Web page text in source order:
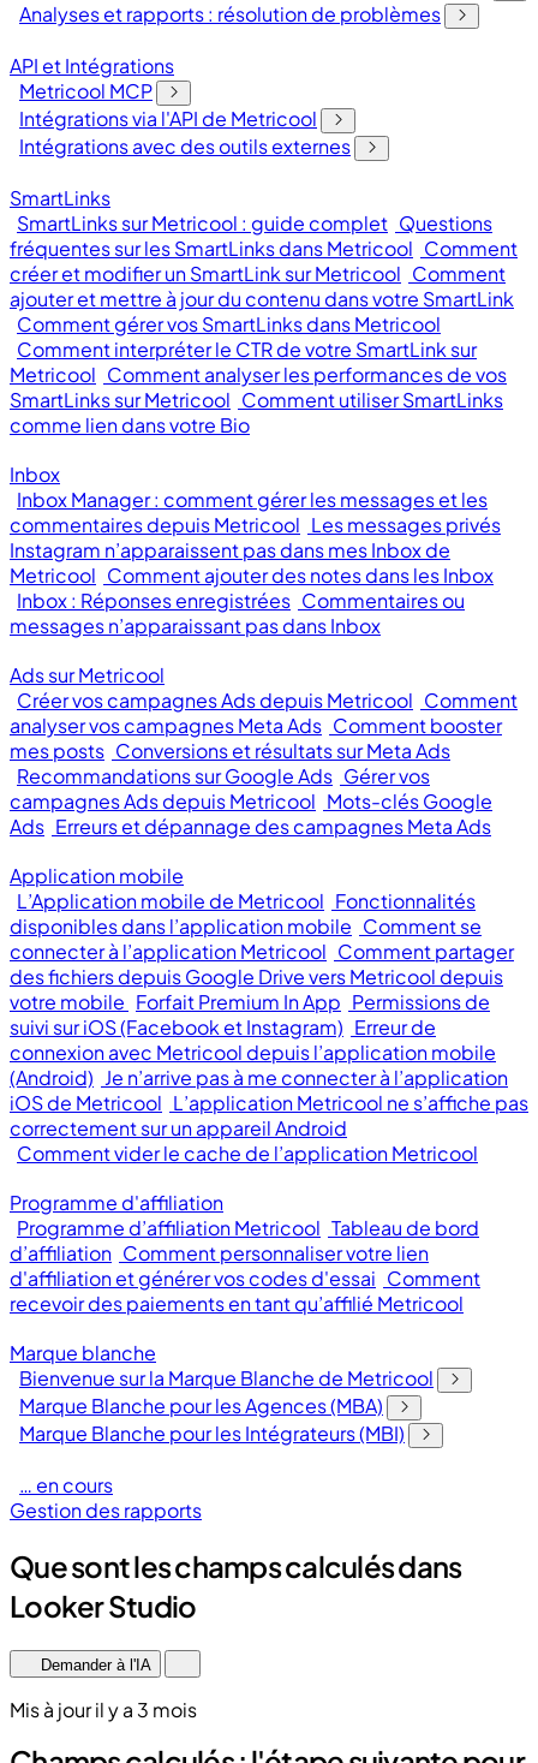
Analyses et rapports : résolution de problèmes
API et Intégrations
Metricool MCP
Intégrations via l'API de Metricool
Intégrations avec des outils externes
SmartLinks
SmartLinks sur Metricool : guide complet Questions
fréquentes sur les SmartLinks dans Metricool Comment
créer et modifier un SmartLink sur Metricool Comment
ajouter et mettre à jour du contenu dans votre SmartLink
Comment gérer vos SmartLinks dans Metricool
Comment interpréter le CTR de votre SmartLink sur
Metricool Comment analyser les performances de vos
SmartLinks sur Metricool Comment utiliser SmartLinks
comme lien dans votre Bio
Inbox
Inbox Manager : comment gérer les messages et les
commentaires depuis Metricool Les messages privés
Instagram n’apparaissent pas dans mes Inbox de
Metricool Comment ajouter des notes dans les Inbox
Inbox : Réponses enregistrées Commentaires ou
messages n’apparaissant pas dans Inbox
Ads sur Metricool
Créer vos campagnes Ads depuis Metricool Comment
analyser vos campagnes Meta Ads Comment booster
mes posts Conversions et résultats sur Meta Ads
Recommandations sur Google Ads Gérer vos
campagnes Ads depuis Metricool Mots-clés Google
Ads Erreurs et dépannage des campagnes Meta Ads
Application mobile
L’Application mobile de Metricool Fonctionnalités
disponibles dans l’application mobile Comment se
connecter à l’application Metricool Comment partager
des fichiers depuis Google Drive vers Metricool depuis
votre mobile Forfait Premium In App Permissions de
suivi sur iOS (Facebook et Instagram) Erreur de
connexion avec Metricool depuis l’application mobile
(Android) Je n’arrive pas à me connecter à l’application
iOS de Metricool L’application Metricool ne s’affiche pas
correctement sur un appareil Android
Comment vider le cache de l’application Metricool
Programme d'affiliation
Programme d’affiliation Metricool Tableau de bord
d’affiliation Comment personnaliser votre lien
d'affiliation et générer vos codes d'essai Comment
recevoir des paiements en tant qu’affilié Metricool
Marque blanche
Bienvenue sur la Marque Blanche de Metricool
Marque Blanche pour les Agences (MBA)
Marque Blanche pour les Intégrateurs (MBI)
… en cours
Gestion des rapports
Que sont les champs calculés dans
Looker Studio
Demander à l'IA
Mis à jour il y a 3 mois